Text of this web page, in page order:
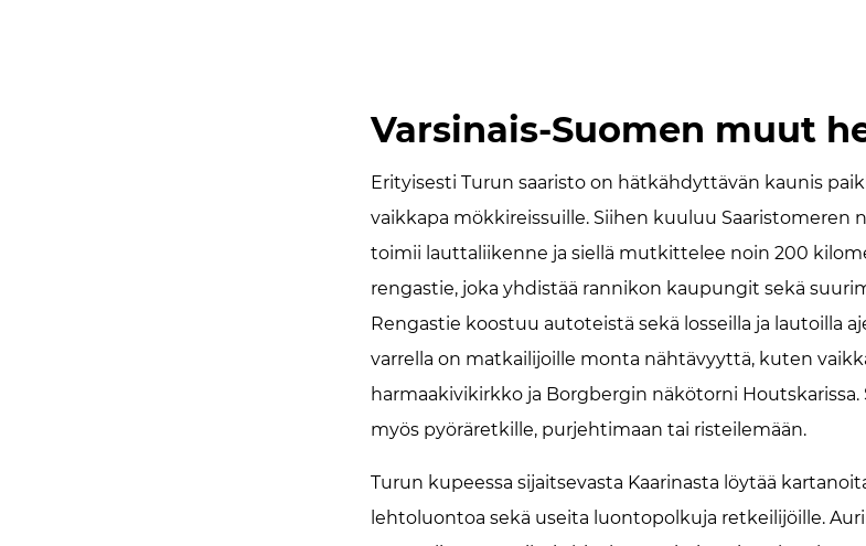
Varsinais-Suomen muut
Erityisesti Turun saaristo on hätkähdyttävän kaunis
vaikkapa mökkireissuille. Siihen kuuluu Saaristomeren
toimii lauttaliikenne ja siellä mutkittelee noin 200
rengastie, joka yhdistää rannikon kaupungit sekä
Rengastie koostuu autoteistä sekä losseilla ja lautoilla
varrella on matkailijoille monta nähtävyyttä, kuten
harmaakivikirkko ja Borgbergin näkötorni
myös pyöräretkille, purjehtimaan tai risteilemään.
Turun kupeessa sijaitsevasta Kaarinasta löytää
lehtoluontoa sekä useita luontopolkuja retkeilijöille.